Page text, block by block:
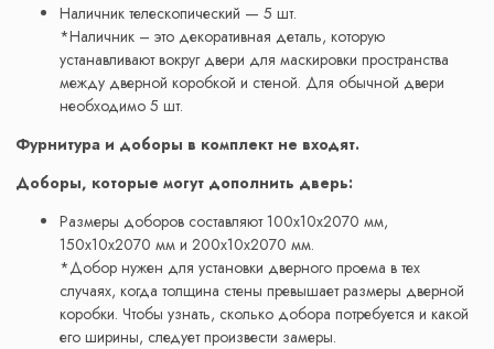
Наличник телескопический — 5 шт.
*Наличник – это декоративная деталь, которую
устанавливают вокруг двери для маскировки пространства
между дверной коробкой и стеной. Для обычной двери
необходимо 5 шт.
Фурнитура и доборы в комплект не входят.
Доборы, которые могут дополнить дверь:
Размеры доборов составляют 100x10x2070 мм,
150x10x2070 мм и 200x10x2070 мм.
*Добор нужен для установки дверного проема в тех
случаях, когда толщина стены превышает размеры дверной
коробки. Чтобы узнать, сколько добора потребуется и какой
его ширины, следует произвести замеры.